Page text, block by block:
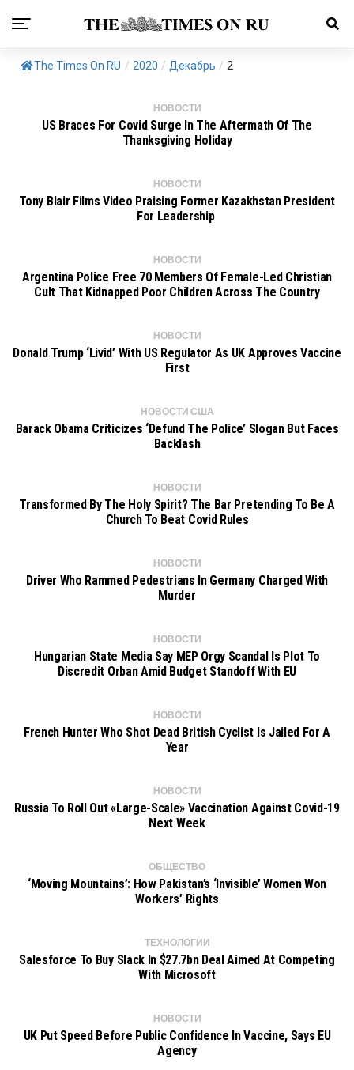
The Times On RU / 2020 / Декабрь / 2
НОВОСТИ
US Braces For Covid Surge In The Aftermath Of The
Thanksgiving Holiday
НОВОСТИ
Tony Blair Films Video Praising Former Kazakhstan President
For Leadership
НОВОСТИ
Argentina Police Free 70 Members Of Female-Led Christian
Cult That Kidnapped Poor Children Across The Country
НОВОСТИ
Donald Trump ‘livid’ With US Regulator As UK Approves Vaccine
First
НОВОСТИ США
Barack Obama Criticizes ‘Defund The Police’ Slogan But Faces
Backlash
НОВОСТИ
Transformed By The Holy Spirit? The Bar Pretending To Be A
Church To Beat Covid Rules
НОВОСТИ
Driver Who Rammed Pedestrians In Germany Charged With
Murder
НОВОСТИ
Hungarian State Media Say MEP Orgy Scandal Is Plot To
Discredit Orban Amid Budget Standoff With EU
НОВОСТИ
French Hunter Who Shot Dead British Cyclist Is Jailed For A
Year
НОВОСТИ
Russia To Roll Out «large-Scale» Vaccination Against Covid-19
Next Week
ОБЩЕСТВО
‘Moving Mountains’: How Pakistan’s ‘invisible’ Women Won
Workers’ Rights
ТЕХНОЛОГИИ
Salesforce To Buy Slack In $27.7bn Deal Aimed At Competing
With Microsoft
НОВОСТИ
UK Put Speed Before Public Confidence In Vaccine, Says EU
Agency